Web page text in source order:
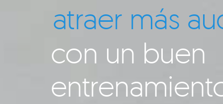
convertir visit
con un buen